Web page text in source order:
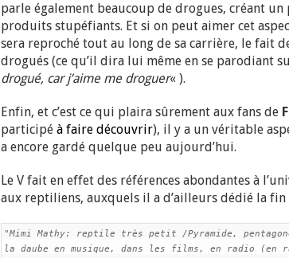
parle également beaucoup de drogues, créant
produits stupéfiants. Et si on peut aimer cet
sera reproché tout au long de sa carrière, le fait
drogués (ce qu’il dira lui même en se parodiant
drogué, car j’aime me droguer« ).
Enfin, et c’est ce qui plaira sûrement aux fans de
participé à faire découvrir), il y a un véritable
a encore gardé quelque peu aujourd’hui.
Le V fait en effet des références abondantes à
aux reptiliens, auxquels il a d’ailleurs dédié la fin
"Mimi Mathy: reptile très petit /Pyramide,
la daube en musique, dans les films, en radio